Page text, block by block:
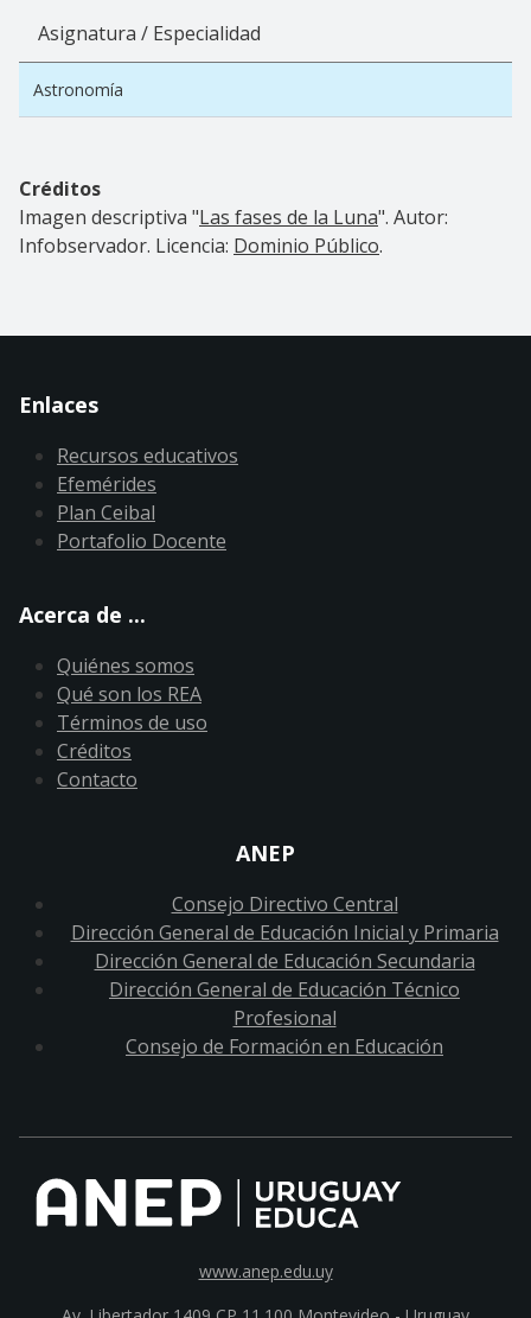
Asignatura / Especialidad
Astronomía
Créditos
Imagen descriptiva "Las fases de la Luna". Autor:
Infobservador. Licencia: Dominio Público.
Enlaces
Recursos educativos
Efemérides
Plan Ceibal
Portafolio Docente
Acerca de ...
Quiénes somos
Qué son los REA
Términos de uso
Créditos
Contacto
ANEP
Consejo Directivo Central
Dirección General de Educación Inicial y Primaria
Dirección General de Educación Secundaria
Dirección General de Educación Técnico
Profesional
Consejo de Formación en Educación
www.anep.edu.uy